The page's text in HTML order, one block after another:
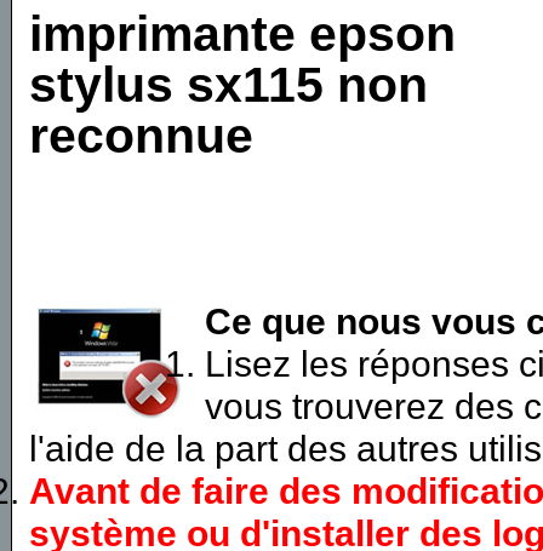
imprimante epson
stylus sx115 non
reconnue
Ce que nous vous
Lisez les réponses
vous trouverez des
l'aide de la part des autres
Avant de faire des
système ou d'installer des